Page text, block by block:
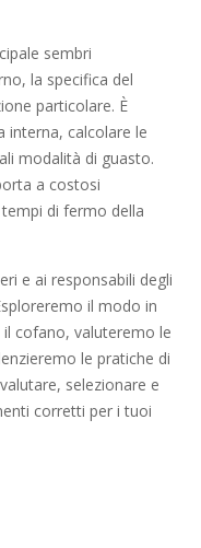
sembri
la specifica del
particolare. È
interna, calcolare le
modalità di guasto.
a costosi
di fermo della
e ai responsabili degli
il modo in
cofano, valuteremo le
le pratiche di
selezionare e
corretti per i tuoi